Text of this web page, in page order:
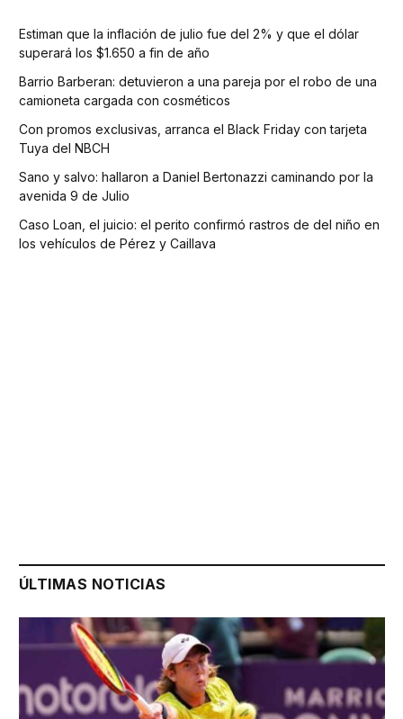
Estiman que la inflación de julio fue del 2% y que el dólar
superará los $1.650 a fin de año
Barrio Barberan: detuvieron a una pareja por el robo de una
camioneta cargada con cosméticos
Con promos exclusivas, arranca el Black Friday con tarjeta
Tuya del NBCH
Sano y salvo: hallaron a Daniel Bertonazzi caminando por la
avenida 9 de Julio
Caso Loan, el juicio: el perito confirmó rastros de del niño en
los vehículos de Pérez y Caillava
ÚLTIMAS NOTICIAS